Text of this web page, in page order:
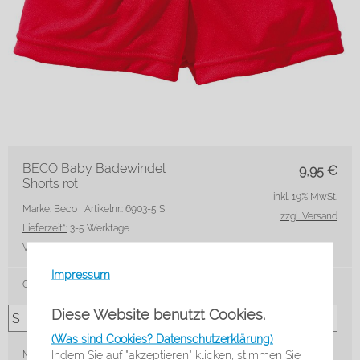
Impressum
Diese Website benutzt Cookies.
(Was sind Cookies? Datenschutzerklärung)
Indem Sie auf "akzeptieren" klicken, stimmen Sie
9,95 €
BECO Baby Badewindel
Shorts rot
Marke: Beco Artikelnr.: 6903-5 S
Lieferzeit*: 3-5 Werktage
VE:
inkl. 19% MwSt.
zzgl. Versand
Größe
Menge: